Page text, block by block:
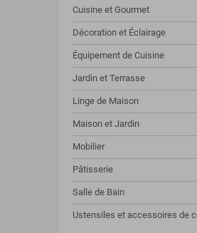
Cuisine et Gourmet
Décoration et Éclairage
Équipement de Cuisine
Jardin et Terrasse
Linge de Maison
Maison et Jardin
Mobilier
Pâtisserie
Salle de Bain
Ustensiles et accessoires de